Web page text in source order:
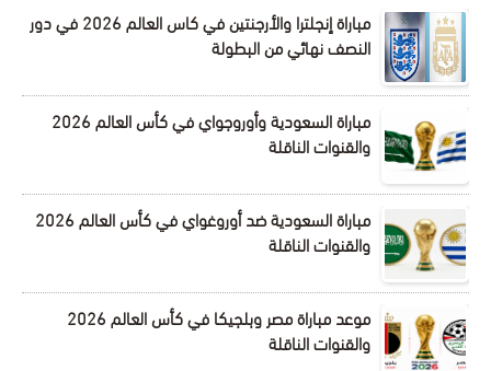
مباراة إنجلترا والأرجنتين في كاس العالم 2026 في دور
النصف نهائي من البطولة
مباراة السعودية وأوروجواي في كأس العالم 2026
والقنوات الناقلة
مباراة السعودية ضد أوروغواي في كأس العالم 2026
والقنوات الناقلة
موعد مباراة مصر وبلجيكا في كأس العالم 2026
والقنوات الناقلة